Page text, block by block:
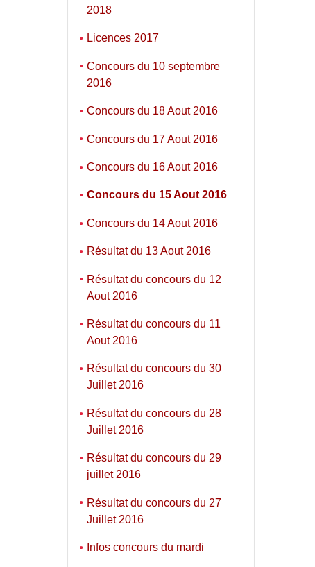
2018
Licences 2017
Concours du 10 septembre
2016
Concours du 18 Aout 2016
Concours du 17 Aout 2016
Concours du 16 Aout 2016
Concours du 15 Aout 2016
Concours du 14 Aout 2016
Résultat du 13 Aout 2016
Résultat du concours du 12
Aout 2016
Résultat du concours du 11
Aout 2016
Résultat du concours du 30
Juillet 2016
Résultat du concours du 28
Juillet 2016
Résultat du concours du 29
juillet 2016
Résultat du concours du 27
Juillet 2016
Infos concours du mardi